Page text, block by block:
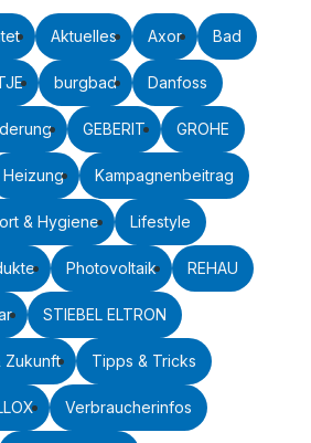
Aktuelles Axor Bad
burgbad Danfoss
GEBERIT GROHE
Heizung Kampagnenbeitrag
& Hygiene Lifestyle
Photovoltaik REHAU
STIEBEL ELTRON
Zukunft Tipps & Tricks
Verbraucherinfos